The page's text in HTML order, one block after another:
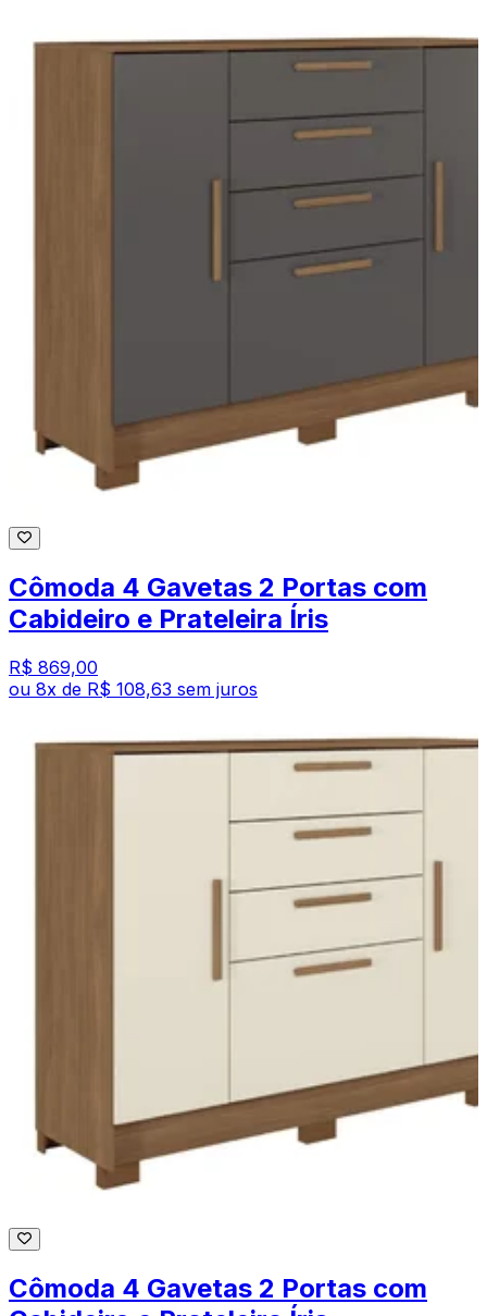
Cômoda 4 Gavetas 2 Portas com
Cabideiro e Prateleira Íris
R$ 869,00
ou 8x de R$ 108,63 sem juros
Cômoda 4 Gavetas 2 Portas com